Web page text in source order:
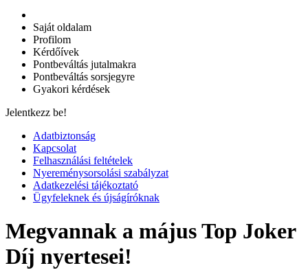
Saját oldalam
Profilom
Kérdőívek
Pontbeváltás jutalmakra
Pontbeváltás sorsjegyre
Gyakori kérdések
Jelentkezz be!
Adatbiztonság
Kapcsolat
Felhasználási feltételek
Nyereménysorsolási szabályzat
Adatkezelési tájékoztató
Ügyfeleknek és újságíróknak
Megvannak a május Top Joker
Díj nyertesei!